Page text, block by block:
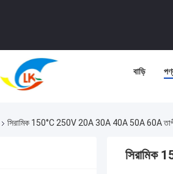
বাড়ি
সিরামিক 150°C 250V 20A 30A 40A 50A 60A
সিরামিক